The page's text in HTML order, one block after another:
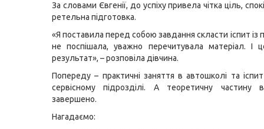
За словами Євгенії, до успіху привела чітка ціль,
ретельна підготовка.
«Я поставила перед собою завдання скласти іспит із
не поспішала, уважно перечитувала матеріал. І
результат», – розповіла дівчина.
Попереду – практичні заняття в автошколі та
сервісному підрозділі. А теоретичну частину
завершено.
Нагадаємо: